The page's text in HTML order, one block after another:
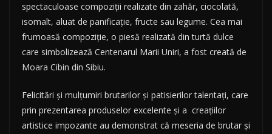
spectaculoase compoziții realizate din zahăr, ciocolată,
isomalt, aluat de panificație, fructe sau legume. Cea mai
frumoasă compoziție, o piesă realizată din turtă dulce
care simbolizează Centenarul Marii Uniri, a fost creată de
Moara Cibin din Sibiu.
Felicitări și mulțumiri brutarilor și patisierilor talentați, care
prin prezentarea produselor excelente și a creațiilor
artistice impozante au demonstrat că meseria de brutar și